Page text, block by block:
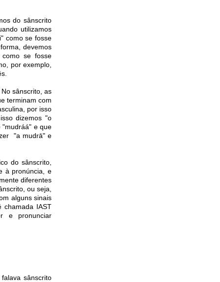
do sânscrito
utilizamos
como se fosse
devemos
se fosse
por exemplo,
sânscrito, as
terminam com
por isso
dizemos "o
"mudráá" e que
"a mudrā" e
do sânscrito,
à pronúncia, e
diferentes
ou seja,
alguns sinais
chamada IAST
e pronunciar
sânscrito